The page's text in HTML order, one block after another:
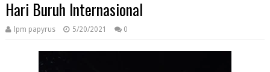
Hari Buruh Internasional
lpm papyrus 5/20/2021 0